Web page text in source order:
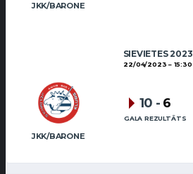
JKK/BARONE
SIEVIETES 2023
22/04/2023 15:30
JKK/BARONE
10 - 6
GALA REZULTĀTS